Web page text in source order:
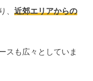
、近郊エリアからの
スも広々としていま